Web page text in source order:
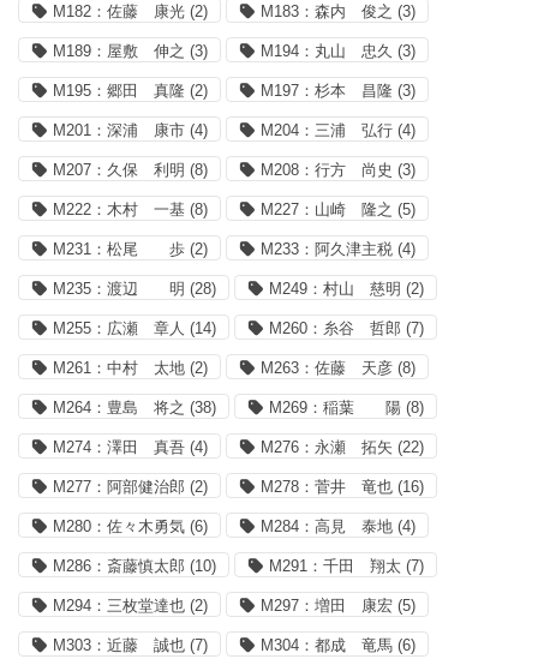
M182：佐藤 康光 (2) M183：森内 俊之 (3)
M189：屋敷 伸之 (3) M194：丸山 忠久 (3)
M195：郷田 真隆 (2) M197：杉本 昌隆 (3)
M201：深浦 康市 (4) M204：三浦 弘行 (4)
M207：久保 利明 (8) M208：行方 尚史 (3)
M222：木村 一基 (8) M227：山崎 隆之 (5)
M231：松尾 歩 (2) M233：阿久津主税 (4)
M235：渡辺 明 (28) M249：村山 慈明 (2)
M255：広瀬 章人 (14) M260：糸谷 哲郎 (7)
M261：中村 太地 (2) M263：佐藤 天彦 (8)
M264：豊島 将之 (38) M269：稲葉 陽 (8)
M274：澤田 真吾 (4) M276：永瀬 拓矢 (22)
M277：阿部健治郎 (2) M278：菅井 竜也 (16)
M280：佐々木勇気 (6) M284：高見 泰地 (4)
M286：斎藤慎太郎 (10) M291：千田 翔太 (7)
M294：三枚堂達也 (2) M297：増田 康宏 (5)
M303：近藤 誠也 (7) M304：都成 竜馬 (6)